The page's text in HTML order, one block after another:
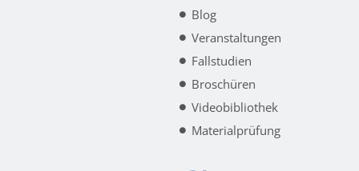
Blog
Veranstaltungen
Fallstudien
Broschüren
Videobibliothek
Materialprüfung